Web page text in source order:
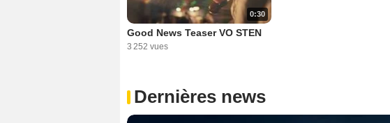
0:30
Good News Teaser VO STEN
3 252 vues
Dernières news